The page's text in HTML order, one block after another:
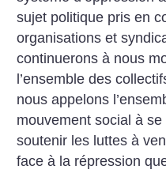
sujet politique pris en
organisations et
continuerons à nous
l’ensemble des
nous appelons
mouvement social à
soutenir les luttes à
face à la répression